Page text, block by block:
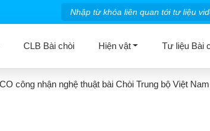
CLB Bài chòi Hiện vật Tư liệu Bài
công nhận nghệ thuật bài Chòi Trung bộ Việt